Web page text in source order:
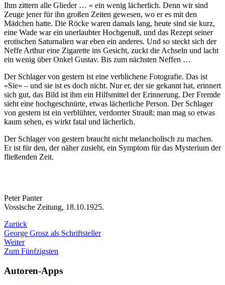
Ihm zittern alle Glieder … « ein wenig lächerlich. Denn wir sind
Zeuge jener für ihn großen Zeiten gewesen, wo er es mit den
Mädchen hatte. Die Röcke waren damals lang, heute sind sie kurz,
eine Wade war ein unerlaubter Hochgenuß, und das Rezept seiner
erotischen Saturnalien war eben ein anderes. Und so steckt sich der
Neffe Arthur eine Zigarette ins Gesicht, zuckt die Achseln und lacht
ein wenig über Onkel Gustav. Bis zum nächsten Neffen …
Der Schlager von gestern ist eine verblichene Fotografie. Das ist
»Sie« – und sie ist es doch nicht. Nur er, der sie gekannt hat, erinnert
sich gut, das Bild ist ihm ein Hilfsmittel der Erinnerung. Der Fremde
sieht eine hochgeschnürte, etwas lächerliche Person. Der Schlager
von gestern ist ein verblühter, verdorrter Strauß; man mag so etwas
kaum sehen, es wirkt fatal und lächerlich.
Der Schlager von gestern braucht nicht melancholisch zu machen.
Er ist für den, der näher zusieht, ein Symptom für das Mysterium der
fließenden Zeit.
Peter Panter
Vossische Zeitung, 18.10.1925.
Zurück
George Grosz als Schriftsteller
Weiter
Zum Fünfzigsten
Autoren-Apps